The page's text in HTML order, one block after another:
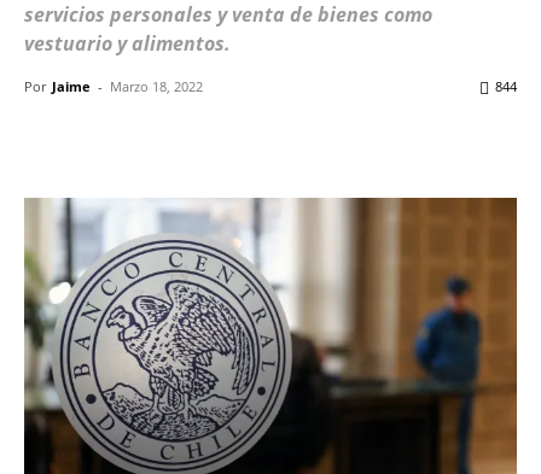
servicios personales y venta de bienes como
vestuario y alimentos.
Por Jaime - Marzo 18, 2022 844